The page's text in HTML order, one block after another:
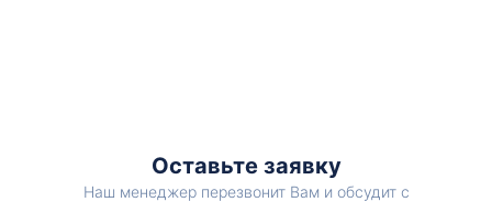
Оставьте заявку
Наш менеджер перезвонит Вам и обсудит с